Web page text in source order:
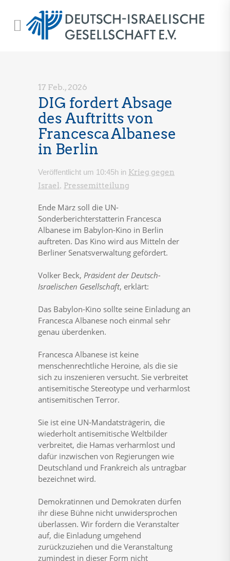
17 Feb., 2026
DIG fordert Absage
des Auftritts von
Francesca Albanese
in Berlin
Veröffentlicht um 10:45h in Krieg gegen
Israel, Pressemitteilung
Ende März soll die UN-
Sonderberichterstatterin Francesca
Albanese im Babylon-Kino in Berlin
auftreten. Das Kino wird aus Mitteln der
Berliner Senatsverwaltung gefördert.
Volker Beck, Präsident der Deutsch-
Israelischen Gesellschaft, erklärt:
Das Babylon-Kino sollte seine Einladung an
Francesca Albanese noch einmal sehr
genau überdenken.
Francesca Albanese ist keine
menschenrechtliche Heroine, als die sie
sich zu inszenieren versucht. Sie verbreitet
antisemitische Stereotype und verharmlost
antisemitischen Terror.
Sie ist eine UN‑Mandatsträgerin, die
wiederholt antisemitische Weltbilder
verbreitet, die Hamas verharmlost und
dafür inzwischen von Regierungen wie
Deutschland und Frankreich als untragbar
bezeichnet wird.
Demokratinnen und Demokraten dürfen
ihr diese Bühne nicht unwidersprochen
überlassen. Wir fordern die Veranstalter
auf, die Einladung umgehend
zurückzuziehen und die Veranstaltung
zumindest in dieser Form nicht